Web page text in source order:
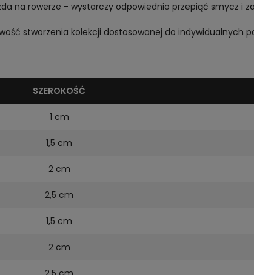
na rowerze - wystarczy odpowiednio przepiąć smycz i
stworzenia kolekcji dostosowanej do indywidualnych
SZEROKOŚĆ
1 cm
1,5 cm
2 cm
2,5 cm
1,5 cm
2 cm